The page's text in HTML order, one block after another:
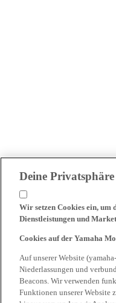
Deine
Wir setzen Cookies ein, um
Dienstleistungen und
Cookies auf der Yamaha
Auf unserer Website
Niederlassungen und
Beacons. Wir verwenden
Funktionen unserer Website